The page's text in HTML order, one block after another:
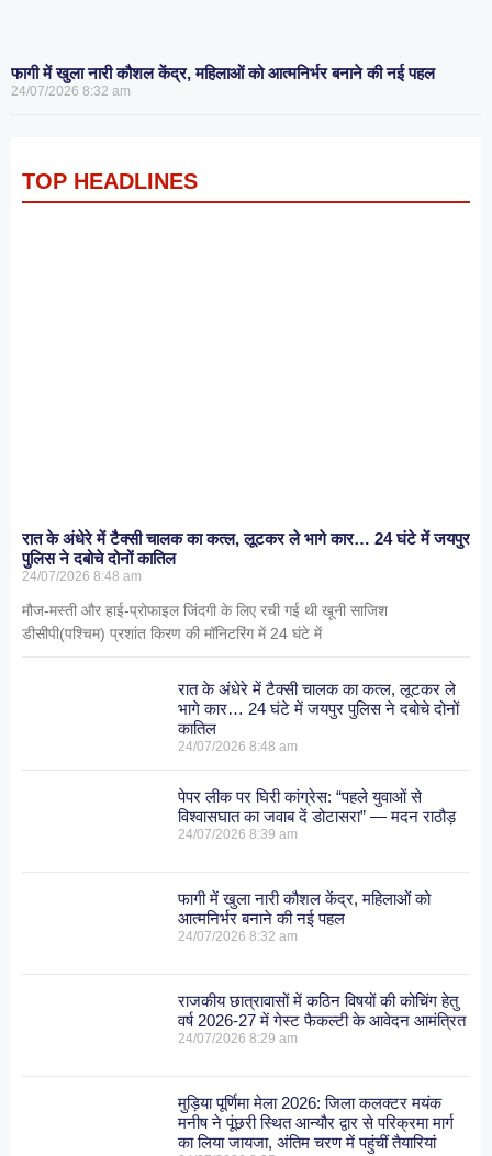
फागी में खुला नारी कौशल केंद्र, महिलाओं को आत्मनिर्भर बनाने की नई पहल
24/07/2026 8:32 am
TOP HEADLINES
रात के अंधेरे में टैक्सी चालक का कत्ल, लूटकर ले भागे कार… 24 घंटे में जयपुर
पुलिस ने दबोचे दोनों कातिल
24/07/2026 8:48 am
मौज-मस्ती और हाई-प्रोफाइल जिंदगी के लिए रची गई थी खूनी साजिश
डीसीपी(पश्चिम) प्रशांत किरण की मॉनिटरिंग में 24 घंटे में
रात के अंधेरे में टैक्सी चालक का कत्ल, लूटकर ले
भागे कार… 24 घंटे में जयपुर पुलिस ने दबोचे दोनों
कातिल
24/07/20268:48 am
पेपर लीक पर घिरी कांग्रेस: “पहले युवाओं से
विश्वासघात का जवाब दें डोटासरा” — मदन राठौड़
24/07/20268:39 am
फागी में खुला नारी कौशल केंद्र, महिलाओं को
आत्मनिर्भर बनाने की नई पहल
24/07/20268:32 am
राजकीय छात्रावासों में कठिन विषयों की कोचिंग हेतु
वर्ष 2026-27 में गेस्ट फैकल्टी के आवेदन आमंत्रित
24/07/20268:29 am
मुड़िया पूर्णिमा मेला 2026: जिला कलक्टर मयंक
मनीष ने पूंछरी स्थित आन्यौर द्वार से परिक्रमा मार्ग
का लिया जायजा, अंतिम चरण में पहुंचीं तैयारियां